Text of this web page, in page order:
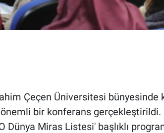
Çeçen Üniversitesi bünyesinde
bir konferans gerçekleştirildi.
Dünya Miras Listesi' başlıklı